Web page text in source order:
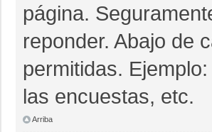
página.
reponder. Abajo de
permitidas.
las encuestas, etc.
Arriba